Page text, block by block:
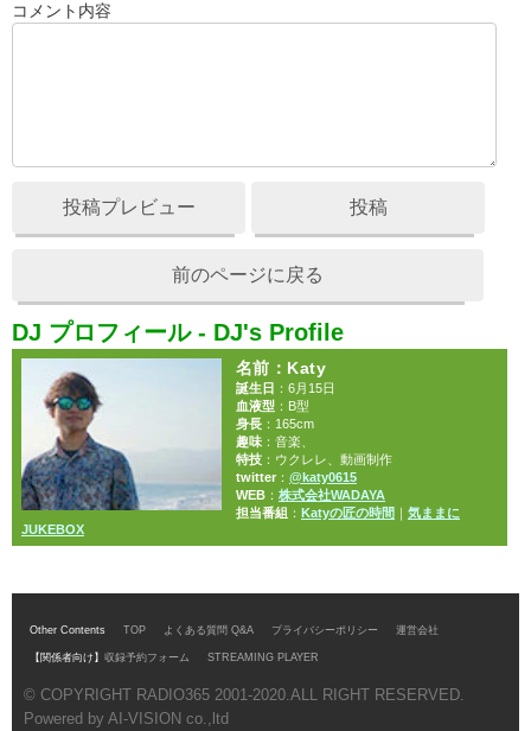
コメント内容
投稿プレビュー 投稿
前のページに戻る
DJ プロフィール - DJ's Profile
名前 ：Katy
誕生日 ：6月15日
血液型：B型
身長：165cm
趣味：音楽、
特技：ウクレレ、動画制作
twitter： @katy0615
WEB： 株式会社WADAYA
担当番組 ： Katyの匠の時間
気ままに
JUKEBOX
Other Contents TOP よくある質問 Q&A プライバシーポリシー 運営会社
【関係者向け】 収録予約フォーム STREAMING PLAYER
© COPYRIGHT RADIO365 2001-2020.ALL RIGHT RESERVED.
Powered by AI-VISION co.,ltd